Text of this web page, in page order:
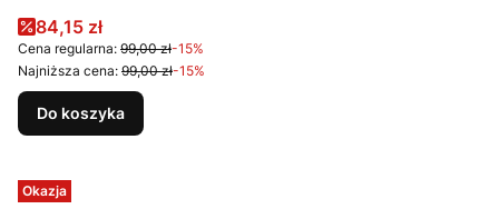
Cena promocyjna
84,15 zł
Cena regularna: 99,00 zł-15%
Najniższa cena: 99,00 zł-15%
Do koszyka
Okazja